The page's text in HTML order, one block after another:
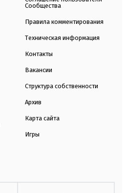
Сообщества
Правила комментирования
Техническая информация
Контакты
Вакансии
Структура собственности
Архив
Карта сайта
Игры